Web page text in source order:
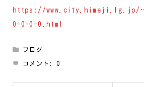
https://www.city.himeji.lg.jp/
0-0-0-0.html
ブログ
コメント:0